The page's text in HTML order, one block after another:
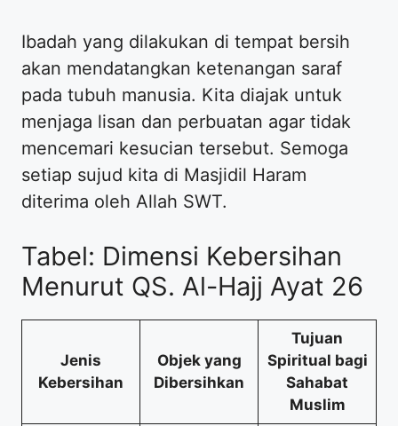
Ibadah yang dilakukan di tempat bersih
akan mendatangkan ketenangan saraf
pada tubuh manusia. Kita diajak untuk
menjaga lisan dan perbuatan agar tidak
mencemari kesucian tersebut. Semoga
setiap sujud kita di Masjidil Haram
diterima oleh Allah SWT.
Tabel: Dimensi Kebersihan
Menurut QS. Al-Hajj Ayat 26
Jenis
Kebersihan
Objek yang
Dibersihkan
Tujuan
Spiritual bagi
Sahabat
Muslim